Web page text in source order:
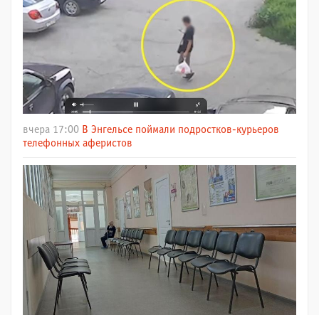
вчера 17:00 В Энгельсе поймали подростков-курьеров
телефонных аферистов